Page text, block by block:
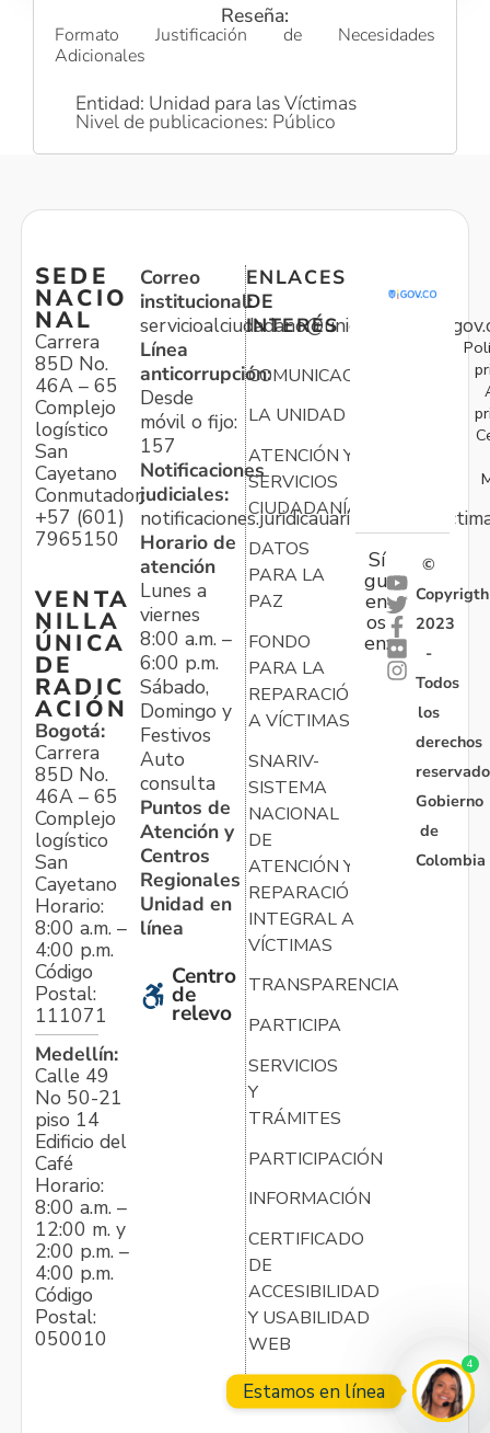
Reseña:
Formato Justificación de Necesidades
Adicionales
Entidad: Unidad para las Víctimas
Nivel de publicaciones: Público
SEDE
NACIO
NAL
Carrera
85D No.
46A – 65
Complejo
logístico
San
Cayetano
Conmutador:
+57 (601)
7965150
VENTA
NILLA
ÚNICA
DE
RADIC
ACIÓN
Bogotá:
Carrera
85D No.
46A – 65
Complejo
logístico
San
Cayetano
Horario:
8:00 a.m. –
4:00 p.m.
Código
Postal:
111071
Medellín:
Calle 49
No 50-21
piso 14
Edificio del
Café
Horario:
8:00 a.m. –
12:00 m. y
2:00 p.m. –
4:00 p.m.
Código
Postal:
050010
Correo
institucional:
Línea
anticorrupción:
Desde
móvil o fijo:
157
Notificaciones
judiciales:
Horario de
atención
Lunes a
viernes
8:00 a.m. –
6:00 p.m.
Sábado,
Domingo y
Festivos
Auto
consulta
Puntos de
Atención y
Centros
Regionales
Unidad en
línea
Centro
de
relevo
ENLACES
DE
INTERÉS
COMUNICACIONES
LA UNIDAD
ATENCIÓN Y
SERVICIOS
CIUDADANÍA
DATOS
PARA LA
PAZ
FONDO
PARA LA
REPARACIÓN
A VÍCTIMAS
SNARIV-
SISTEMA
NACIONAL
DE
ATENCIÓN Y
REPARACIÓN
INTEGRAL A
VÍCTIMAS
TRANSPARENCIA
PARTICIPA
SERVICIOS
Y
TRÁMITES
PARTICIPACIÓN
INFORMACIÓN
CERTIFICADO
DE
ACCESIBILIDAD
Y USABILIDAD
WEB
Sí
gu
en
os
en:
©
Copyrigth
2023
-
Todos
los
derechos
Gobierno
de
Colombia
Estamos en línea
4